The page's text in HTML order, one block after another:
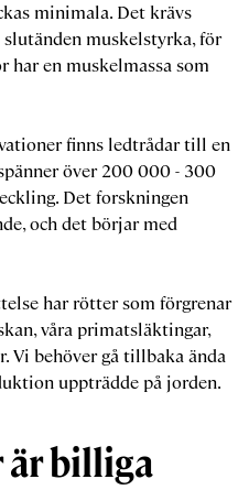
minimala. Det krävs
muskelstyrka, för
en muskelmassa som
finns ledtrådar till en
över 200 000 - 300
Det forskningen
och det börjar med
har rötter som förgrenar
våra primatsläktingar,
Vi behöver gå tillbaka ända
uppträdde på jorden.
är billiga